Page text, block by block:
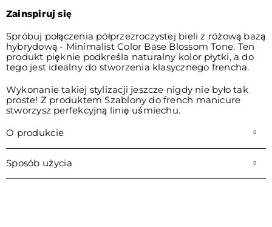
Zainspiruj się
Spróbuj połączenia półprzezroczystej bieli z różową bazą
hybrydową - Minimalist Color Base Blossom Tone. Ten
produkt pięknie podkreśla naturalny kolor płytki, a do
tego jest idealny do stworzenia klasycznego frencha.
Wykonanie takiej stylizacji jeszcze nigdy nie było tak
proste! Z produktem Szablony do french manicure
stworzysz perfekcyjną linię uśmiechu.
O produkcie
Sposób użycia